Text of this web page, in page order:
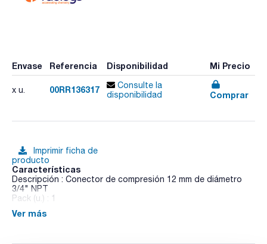
Envase Referencia Disponibilidad Mi Precio
x u. 00RR136317
Consulte la
disponibilidad
Comprar
Imprimir ficha de
producto
Características
Descripción : Conector de compresión 12 mm de diámetro
3/4" NPT
Pack (u.) : 1
- Gama de reactores encamisados y de vacío de 100 mL a 5
Ver más